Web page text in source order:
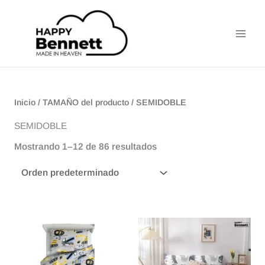
contenido
Inicio/ TAMAÑO del producto / SEMIDOBLE
SEMIDOBLE
Mostrando 1–12 de 86 resultados
Este
tiene
Rango
desde
Este
tiene